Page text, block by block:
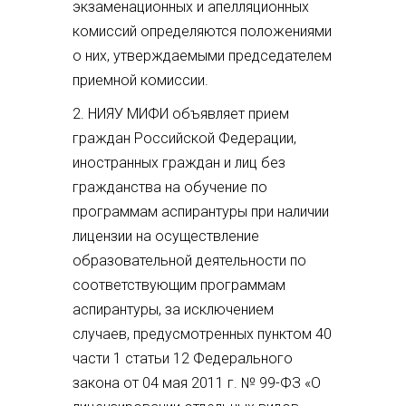
экзаменационных и апелляционных
комиссий определяются положениями
о них, утверждаемыми председателем
приемной комиссии.
2. НИЯУ МИФИ объявляет прием
граждан Российской Федерации,
иностранных граждан и лиц без
гражданства на обучение по
программам аспирантуры при наличии
лицензии на осуществление
образовательной деятельности по
соответствующим программам
аспирантуры, за исключением
случаев, предусмотренных пунктом 40
части 1 статьи 12 Федерального
закона от 04 мая 2011 г. № 99-ФЗ «О